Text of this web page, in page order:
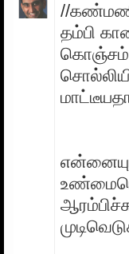
//
தம்பி
கொஞ்சம்